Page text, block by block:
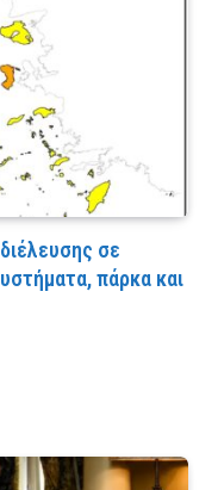
σε
πάρκα και